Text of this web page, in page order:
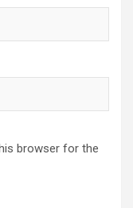
browser for the